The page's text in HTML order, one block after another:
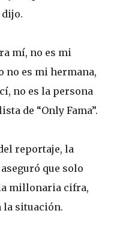
dijo.
mí, no es mi
no es mi hermana,
no es la persona
de “Only Fama”.
reportaje, la
que solo
millonaria cifra,
la situación.